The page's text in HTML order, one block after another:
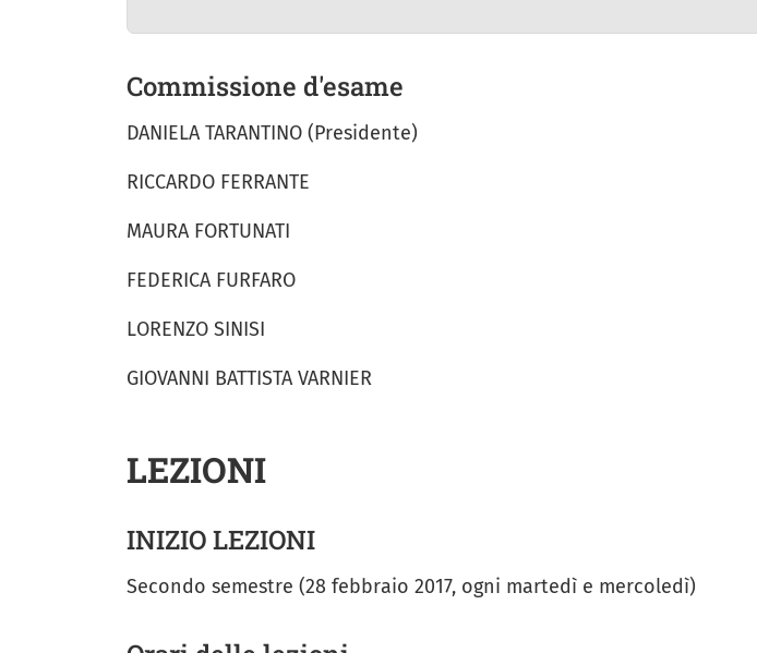
Commissione d'esame
DANIELA TARANTINO (Presidente)
RICCARDO FERRANTE
MAURA FORTUNATI
FEDERICA FURFARO
LORENZO SINISI
GIOVANNI BATTISTA VARNIER
LEZIONI
INIZIO LEZIONI
Secondo semestre (28 febbraio 2017, ogni martedì e mercoledì)